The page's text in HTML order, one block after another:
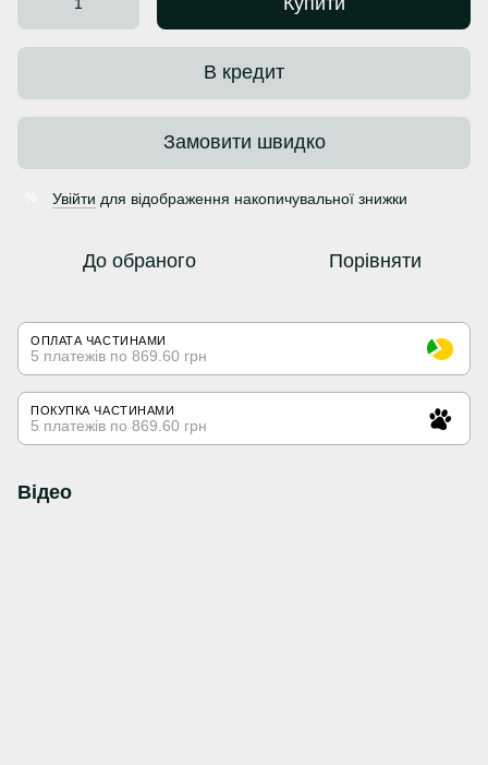
В кредит
Замовити швидко
Увійти для відображення накопичувальної знижки
До обраного Порівняти
ОПЛАТА ЧАСТИНАМИ
5 платежів по 869.60 грн
ПОКУПКА ЧАСТИНАМИ
5 платежів по 869.60 грн
Відео